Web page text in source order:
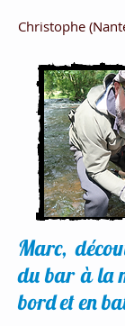
Christophe
Marc,
du bar à la
bord et en